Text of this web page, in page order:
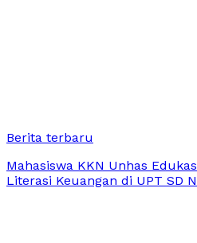
Berita terbaru
Mahasiswa KKN Unhas
Literasi Keuangan di UPT SD